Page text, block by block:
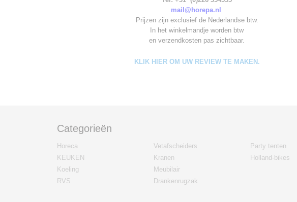
mail@horepa.nl
Prijzen zijn exclusief de Nederlandse btw.
In het winkelmandje worden btw
en verzendkosten pas zichtbaar.
KLIK HIER OM UW REVIEW TE MAKEN.
Categorieën
Horeca
KEUKEN
Koeling
RVS
Vetafscheiders
Kranen
Meubilair
Drankenrugzak
Party tenten
Holland-bikes